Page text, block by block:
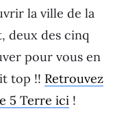
la ville de la
deux des cinq
pour vous en
top !! Retrouvez
5 Terre ici !